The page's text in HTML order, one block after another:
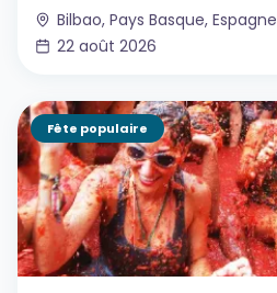
Bilbao, Pays Basque, Espagne
22 août 2026
Fête populaire